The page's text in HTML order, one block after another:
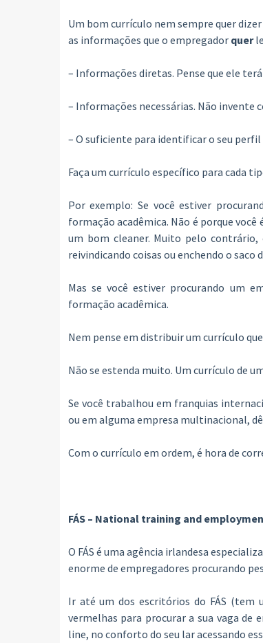
Um bom currículo nem sempre quer
as informações que o empregador quer
– Informações diretas. Pense que ele
– Informações necessárias. Não invente
– O suficiente para identificar o seu
Faça um currículo específico para cada
Por exemplo: Se você estiver
formação acadêmica. Não é porque você
um bom cleaner. Muito pelo
reivindicando coisas ou enchendo o saco
Mas se você estiver procurando um
formação acadêmica.
Nem pense em distribuir um currículo
Não se estenda muito. Um currículo de
Se você trabalhou em franquias
ou em alguma empresa multinacional,
Com o currículo em ordem, é hora de
FÁS – National training and
O FÁS é uma agência irlandesa
enorme de empregadores procurando
Ir até um dos escritórios do FÁS (tem
vermelhas para procurar a sua vaga
line, no conforto do seu lar acessando